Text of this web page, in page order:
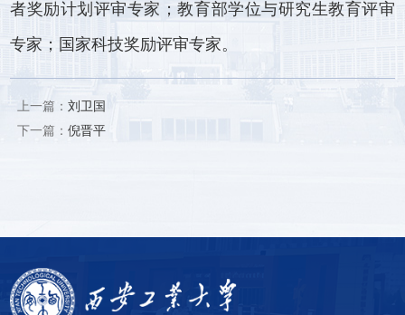
者奖励计划评审专家；教育部学位与研究生教育评审
专家；国家科技奖励评审专家。
上一篇：刘卫国
下一篇：倪晋平